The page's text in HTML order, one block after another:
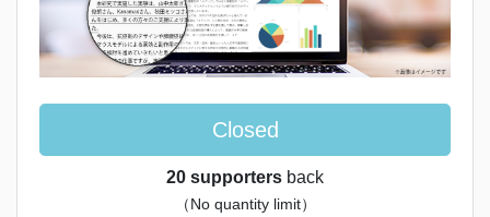
Closed
20 supporters back
（No quantity limit）